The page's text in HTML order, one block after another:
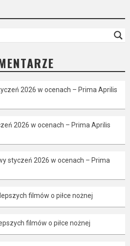
2026 w ocenach – Prima Aprilis
2026 w ocenach – Prima Aprilis
styczeń 2026 w ocenach – Prima
filmów o piłce nożnej
filmów o piłce nożnej